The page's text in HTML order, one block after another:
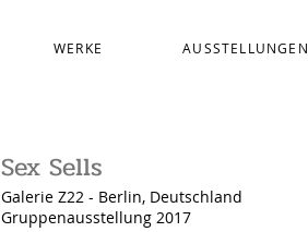
WERKE AUSSTELLUNGEN
Sex Sells
Galerie Z22 - Berlin, Deutschland
Gruppenausstellung 2017